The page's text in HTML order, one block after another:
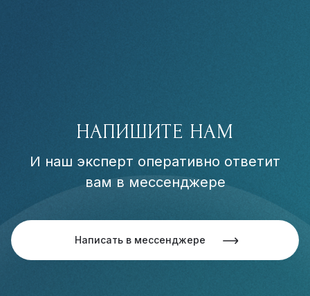
НАПИШИТЕ НАМ
И наш эксперт оперативно ответит
вам в мессенджере
Написать в мессенджере